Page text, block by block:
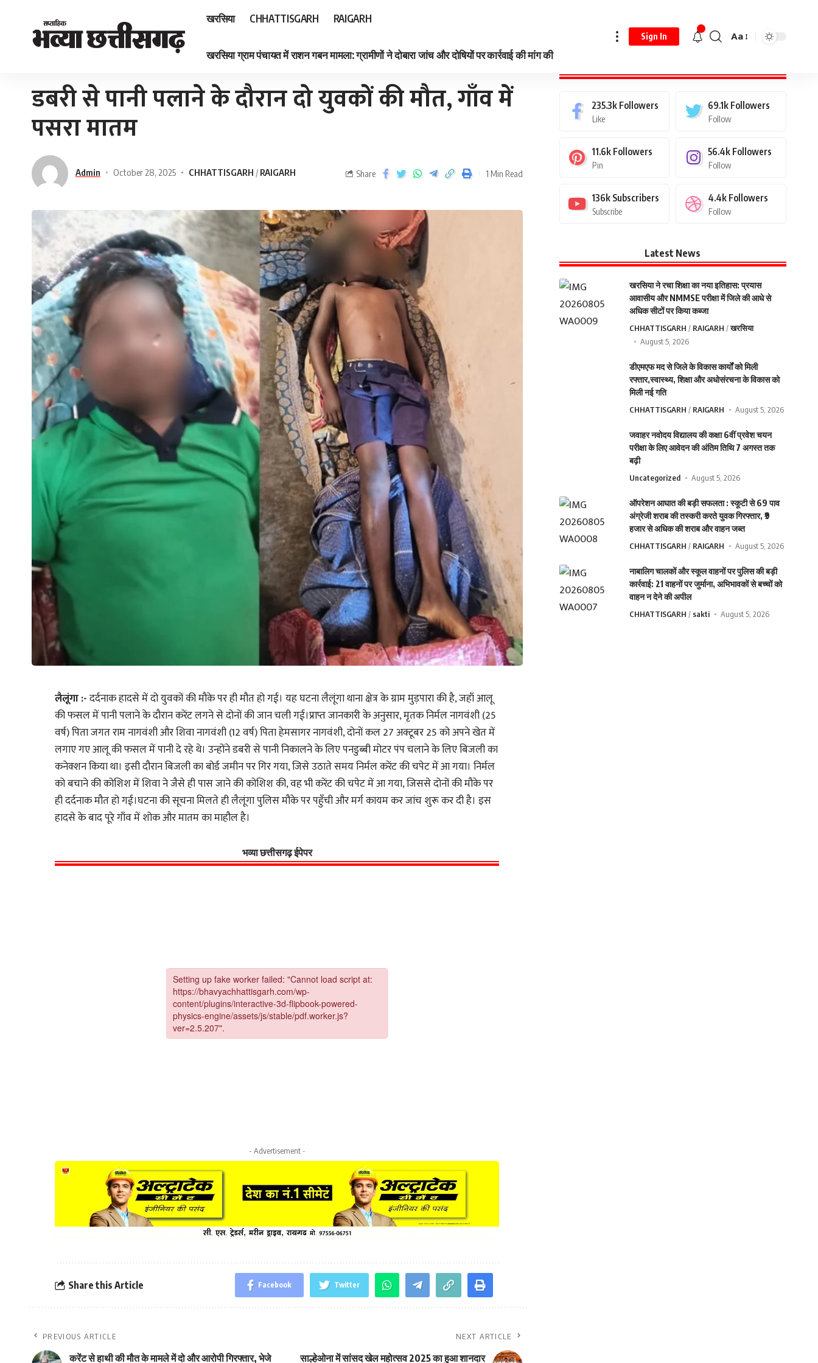
खरसिया CHHATTISGARH RAIGARH
खरसिया ग्राम पंचायत में राशन गबन मामला: ग्रामीणों ने दोबारा जांच और दोषियों पर कार्रवाई की मांग की
Sign In Aa
डबरी से पानी पलाने के दौरान दो युवकों की मौत, गाँव में
पसरा मातम
Admin October 28, 2025 CHHATTISGARH RAIGARH Share 1 Min Read
लैलूंगा :-दर्दनाक हादसे में दो युवकों की मौके पर ही मौत हो गई। यह घटना लैलूंगा थाना क्षेत्र के ग्राम मुड़पारा की है, जहाँ आलू
की फसल में पानी पलाने के दौरान करेंट लगने से दोनों की जान चली गई।प्राप्त जानकारी के अनुसार, मृतक निर्मल नागवंशी (25
वर्ष) पिता जगत राम नागवंशी और शिवा नागवंशी (12 वर्ष) पिता हेमसागर नागवंशी, दोनों कल 27 अक्टूबर 25 को अपने खेत में
लगाए गए आलू की फसल में पानी दे रहे थे। उन्होंने डबरी से पानी निकालने के लिए पनडुब्बी मोटर पंप चलाने के लिए बिजली का
कनेक्शन किया था। इसी दौरान बिजली का बोर्ड जमीन पर गिर गया, जिसे उठाते समय निर्मल करेंट की चपेट में आ गया। निर्मल
को बचाने की कोशिश में शिवा ने जैसे ही पास जाने की कोशिश की, वह भी करेंट की चपेट में आ गया, जिससे दोनों की मौके पर
ही दर्दनाक मौत हो गई।घटना की सूचना मिलते ही लैलूंगा पुलिस मौके पर पहुँची और मर्ग कायम कर जांच शुरू कर दी है। इस
हादसे के बाद पूरे गाँव में शोक और मातम का माहौल है।
भव्या छत्तीसगढ़ ईपेपर
- Advertisement -
Share this Article Facebook Twitter
PREVIOUS ARTICLE
करेंट से हाथी की मौत के मामले में दो और आरोपी गिरफ्तार, भेजे
NEXT ARTICLE
साल्हेओना में सांसद खेल महोत्सव 2025 का हुआ शानदार
235.3k Followers
Like
69.1k Followers
Follow
11.6k Followers
Pin
56.4k Followers
Follow
136k Subscribers
Subscribe
4.4k Followers
Follow
Latest News
खरसिया ने रचा शिक्षा का नया इतिहास: प्रयास
आवासीय और NMMSE परीक्षा में जिले की आधे से
अधिक सीटों पर किया कब्जा
CHHATTISGARH RAIGARH
खरसिया
August 5, 2026
डीएमएफ मद से जिले के विकास कार्यों को मिली
रफ्तार,स्वास्थ्य, शिक्षा और अधोसंरचना के विकास को
मिली नई गति
CHHATTISGARH RAIGARH August 5, 2026
जवाहर नवोदय विद्यालय की कक्षा 6वीं प्रवेश चयन
परीक्षा के लिए आवेदन की अंतिम तिथि 7 अगस्त तक
बढ़ी
Uncategorized August 5, 2026
ऑपरेशन आघात की बड़ी सफलता : स्कूटी से 69 पाव
अंग्रेजी शराब की तस्करी करते युवक गिरफ्तार, ₹9
हजार से अधिक की शराब और वाहन जब्त
CHHATTISGARH RAIGARH August 5, 2026
नाबालिग चालकों और स्कूल वाहनों पर पुलिस की बड़ी
कार्रवाई: 21 वाहनों पर जुर्माना, अभिभावकों से बच्चों को
वाहन न देने की अपील
CHHATTISGARH sakti August 5, 2026